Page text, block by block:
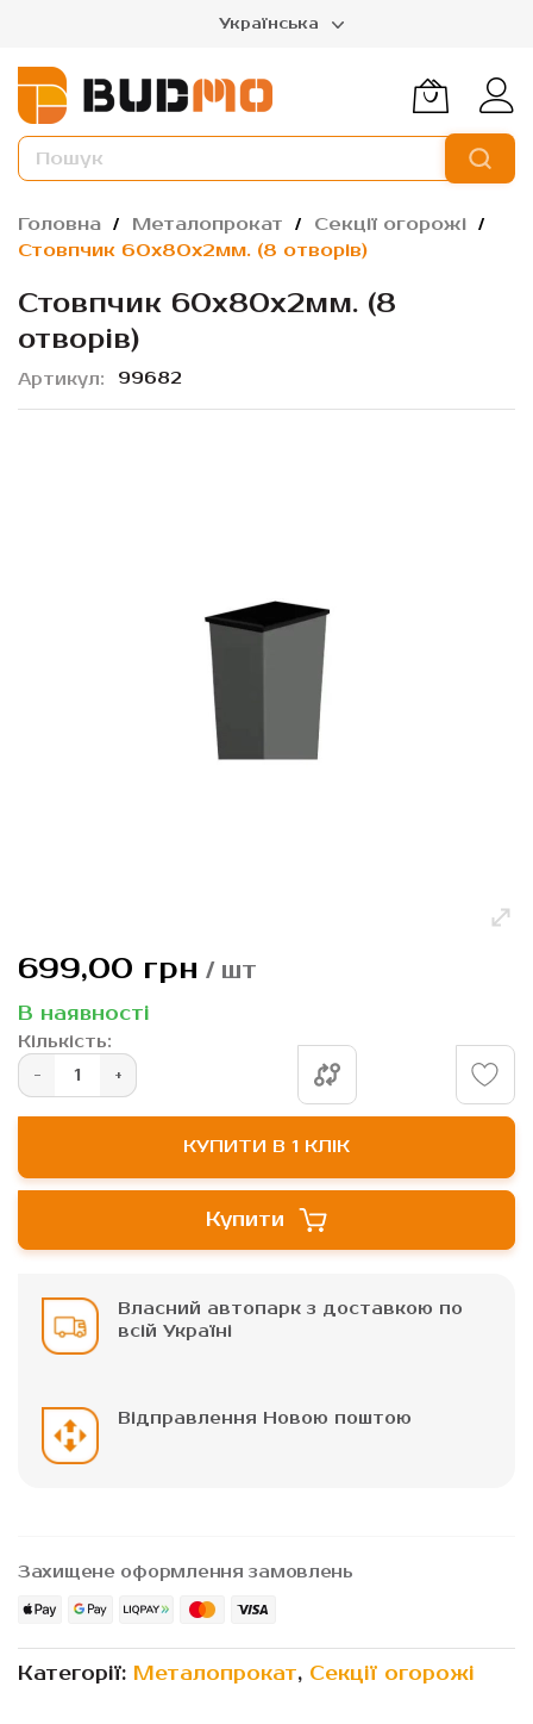
Українська
Головна Металопрокат
Секції огорожі
Стовпчик 60х80х2мм. (8 отворів)
Стовпчик 60х80х2мм. (8
отворів)
Артикул 99682
до
галереї
зображень
699,00 грн / шт
В наявності
Кількість:
Купити
КУПИТИ В 1 КЛІК
Власний автопарк з доставкою по
всій Україні
Відправлення Новою поштою
Захищене оформлення замовлень
Категорії: Металопрокат, Секції огорожі